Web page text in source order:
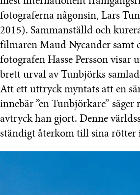
fotograferna någonsin, Lars
2015). Sammanställd och
filmaren Maud Nycander samt
fotografen Hasse Persson visar
brett urval av Tunbjörks
Att ett uttryck myntats att en
innebär ”en Tunbjörkare”
avtryck han gjort. Denne
ständigt återkom till sina